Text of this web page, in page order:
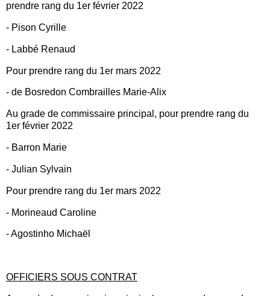
prendre rang du 1er février 2022
- Pison Cyrille
- Labbé Renaud
Pour prendre rang du 1er mars 2022
- de Bosredon Combrailles Marie-Alix
Au grade de commissaire principal, pour prendre rang du
1er février 2022
- Barron Marie
- Julian Sylvain
Pour prendre rang du 1er mars 2022
- Morineaud Caroline
- Agostinho Michaël
OFFICIERS SOUS CONTRAT